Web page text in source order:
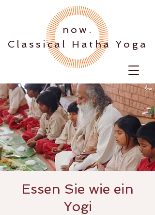
.now
Classical Hatha Yoga
Essen Sie wie ein
Yogi